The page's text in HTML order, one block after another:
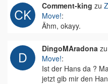
Comment-king zu
Move!:
Ähm, okayy.
DingoMAradona zu
Move!:
Ist der Hans da ?
jetzt gib mir den